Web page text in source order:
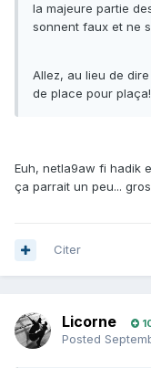
la majeure partie
sonnent faux et ne
Allez, au lieu de
de place pour plaça!
Euh, netla9aw fi hadik
ça parrait un peu...
Citer
Licorne
Posted